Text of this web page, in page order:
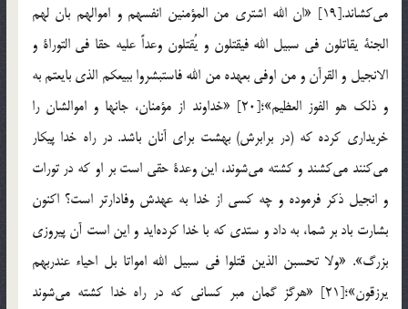
مي‌كشاند.[19] «ان الله اشتري من المؤمنين انفسهم و اموالهم بان لهم
الجنة يقاتلون في سبيل الله فيقتلون و يُقتلون وعداً عليه حقا في التوراة و
الانجيل و القرآن و من اوفي بعهده من الله فاستبشروا ببيعكم الذي بايعتم به
و ذلك هو الفوز العظيم»؛[20] «خداوند از مؤمنان، جانها و اموالشان را
خريداري كرده كه (در برابرش) بهشت براي آنان باشد. در راه خدا پيكار
مي‌كنند مي‌كشند و كشته مي‌شوند، اين وعدة حقي است بر او كه در تورات
و انجيل ذكر فرموده و چه كسي از خدا به عهدش وفادارتر است؟ اكنون
بشارت باد بر شما، به داد و ستدي كه با خدا كرده‌ايد و اين است آن پيروزي
بزرگ». «ولا تحسبن الذين قتلوا في سبيل الله امواتا بل احياء عندربهم
يرزقون»؛[21] «هرگز گمان مبر كساني كه در راه خدا كشته مي‌شوند